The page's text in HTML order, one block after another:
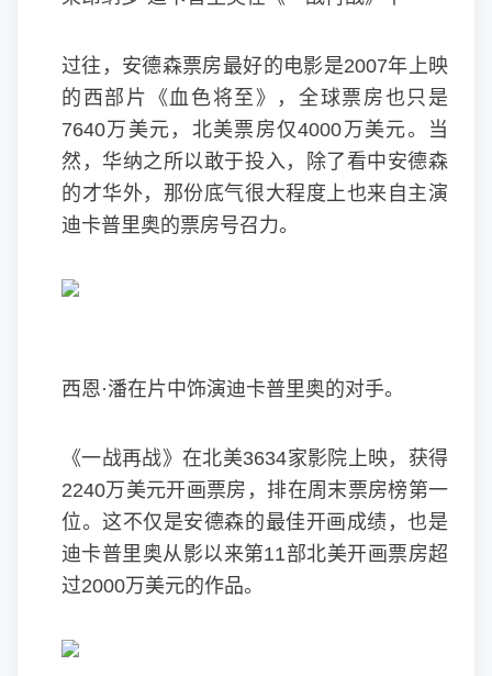
过往，安德森票房最好的电影是2007年上映
的西部片《血色将至》，全球票房也只是
7640万美元，北美票房仅4000万美元。当
然，华纳之所以敢于投入，除了看中安德森
的才华外，那份底气很大程度上也来自主演
迪卡普里奥的票房号召力。
西恩·潘在片中饰演迪卡普里奥的对手。
《一战再战》在北美3634家影院上映，获得
2240万美元开画票房，排在周末票房榜第一
位。这不仅是安德森的最佳开画成绩，也是
迪卡普里奥从影以来第11部北美开画票房超
过2000万美元的作品。